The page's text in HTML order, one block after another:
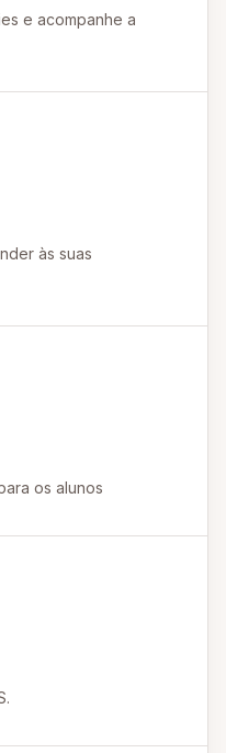
e acompanhe a
às suas
os alunos